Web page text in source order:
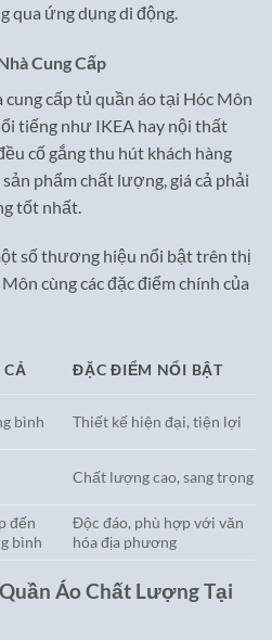
qua ứng dụng di động.
Cung Cấp
cung cấp tủ quần áo tại Hóc Môn
tiếng như IKEA hay nội thất
cố gắng thu hút khách hàng
phẩm chất lượng, giá cả phải
tốt nhất.
số thương hiệu nổi bật trên thị
cùng các đặc điểm chính của
CẢ ĐẶC ĐIỂM NỔI BẬT
bình Thiết kế hiện đại, tiện lợi
Chất lượng cao, sang trọng
đến
bình
Độc đáo, phù hợp với văn
hóa địa phương
Áo Chất Lượng Tại